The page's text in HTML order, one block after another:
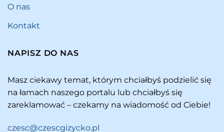
O nas
Kontakt
NAPISZ DO NAS
Masz ciekawy temat, którym chciałbyś podzielić się
na łamach naszego portalu lub chciałbyś się
zareklamować – czekamy na wiadomość od Ciebie!
czesc@czescgizycko.pl